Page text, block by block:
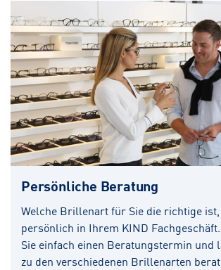
Persönliche Beratung
Welche Brillenart für Sie die richtige
persönlich in Ihrem KIND
Sie einfach einen Beratungstermin und
zu den verschiedenen Brillenarten